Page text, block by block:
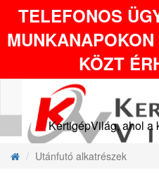
TELEFONOS
KÖZT
KertigépVilág, ahol a
Utánfutó alkatrészek